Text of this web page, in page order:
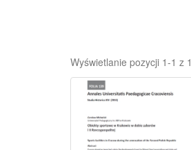
Wyświetlanie pozycji 1-1 z 1